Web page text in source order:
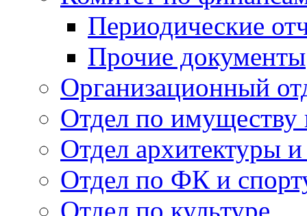
Периодические
Прочие документы
Организационный
Отдел по
Отдел архитектуры и
Отдел по ФК и
Отдел по культуре